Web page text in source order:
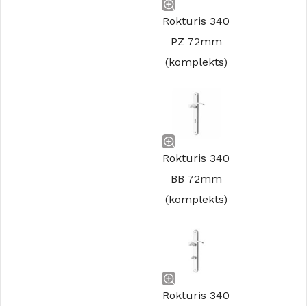
Rokturis 340
PZ 72mm
(komplekts)
Rokturis 340
BB 72mm
(komplekts)
Rokturis 340